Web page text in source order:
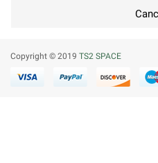
Copyright © 2019 TS2 SPACE